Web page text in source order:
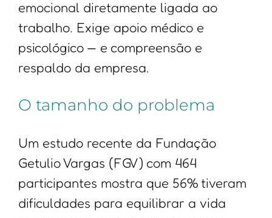
emocional diretamente ligada ao
trabalho. Exige apoio médico e
psicológico — e compreensão e
respaldo da empresa.
O tamanho do problema
Um estudo recente da Fundação
Getulio Vargas (FGV) com 464
participantes mostra que 56% tiveram
dificuldades para equilibrar a vida